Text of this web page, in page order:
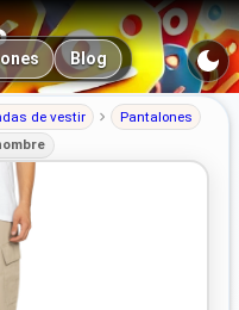
Blog
de vestir
Pantalones